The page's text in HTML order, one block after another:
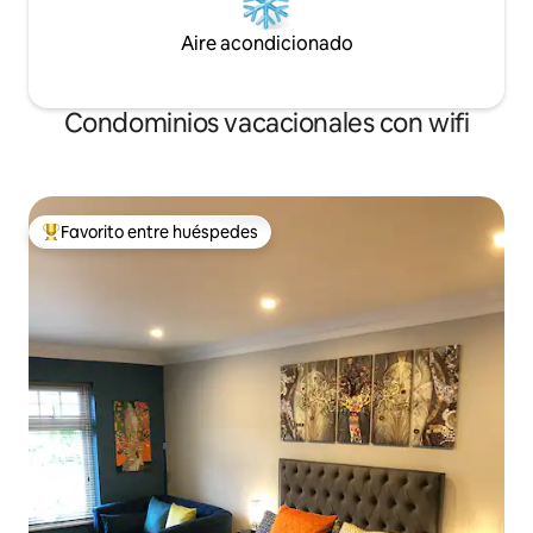
Aire acondicionado
Condominios vacacionales con wifi
Favorito entre huéspedes preferido
Favorito entre huéspedes